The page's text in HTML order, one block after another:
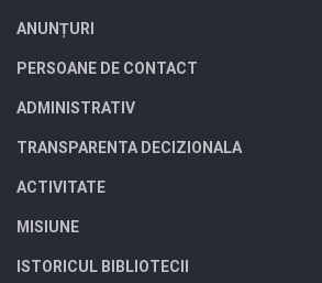
ANUNȚURI
PERSOANE DE CONTACT
ADMINISTRATIV
TRANSPARENTA DECIZIONALA
ACTIVITATE
MISIUNE
ISTORICUL BIBLIOTECII